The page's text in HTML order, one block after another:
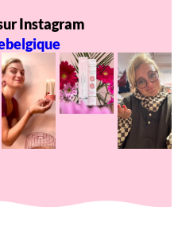
Instagram